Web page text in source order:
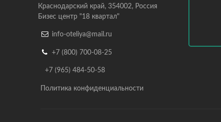
Краснодарский край, 354002, Россия
Бизес центр "18 квартал"
 info-oteliya@mail.ru
 +7 (800) 700-08-25
+7 (965) 484-50-58
Политика конфиденциальности